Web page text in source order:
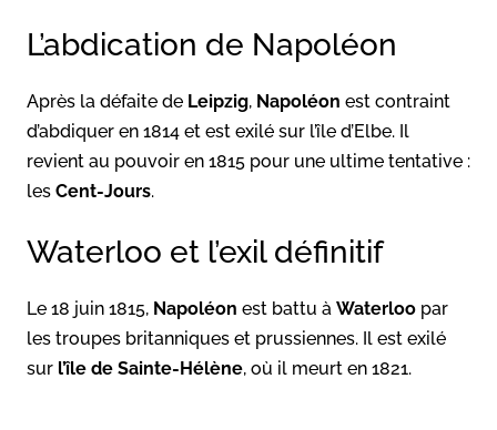
L’abdication de Napoléon
Après la défaite de Leipzig, Napoléon est contraint
d’abdiquer en 1814 et est exilé sur l’île d’Elbe. Il
revient au pouvoir en 1815 pour une ultime tentative :
les Cent-Jours.
Waterloo et l’exil définitif
Le 18 juin 1815, Napoléon est battu à Waterloo par
les troupes britanniques et prussiennes. Il est exilé
sur l’île de Sainte-Hélène, où il meurt en 1821.